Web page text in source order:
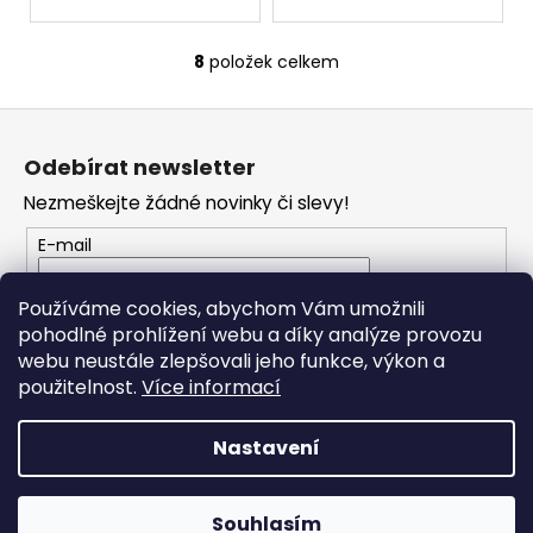
Používáme cookies, abychom Vám umožnili
pohodlné prohlížení webu a díky analýze provozu
webu neustále zlepšovali jeho funkce, výkon a
použitelnost. Více informací
Nastavení
Souhlasím
O
v
a
c
í
p
r
v
k
y
v
ý
p
i
s
8 položek celkem
Z
í
Odebírat newsletter
Nezmeškejte žádné novinky či slevy!
E-mail
Vložením e-mailu souhlasíte s podmínkami
ochrany osobních údajů
PŘIHLÁSIT SE
Vytvořil Shoptet
RONDO MUSIC. Všechna práva vyhrazena.